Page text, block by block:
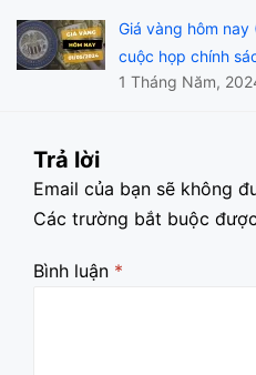
Giá vàng hôm
cuộc họp chính
1 Tháng Năm,
Trả lời
Email của bạn sẽ không
Các trường bắt buộc
Bình luận *